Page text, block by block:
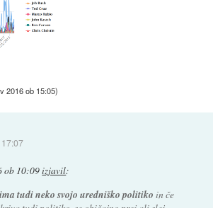
2016 ob 15:05)
ob 10:09izjavil:
tudi neko svojo uredniško politiko in če